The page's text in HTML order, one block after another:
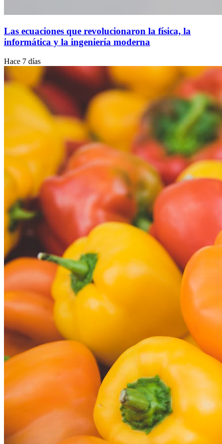
Las ecuaciones que revolucionaron la física, la
informática y la ingeniería moderna
Hace 7 días